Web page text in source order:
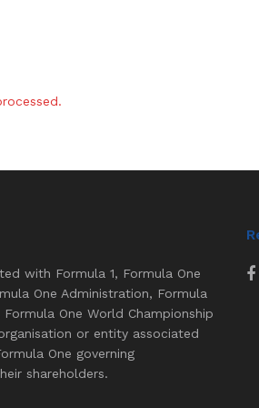
with Formula 1, Formula One
One Administration, Formula
Formula One World Championship
or entity associated
One governing
shareholders.